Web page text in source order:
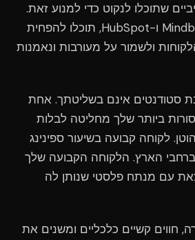
שתוכלו לנקוט כדי למנוע זאת.
על ידי שילוב של Mindbody ו-HubSpot, תוכלו להפחית
ולשמור על מעורבות ונאמנות
סטודנטים אינם בשליטתך. אחת
ביותר שלך מחליטה לבלות
לקוחה קבועה בשיעור ספינינג
ברחבי הארץ. הלקוחה הקבועה שלך
עם מנתח פלסטי שנותן לה
חווים קשיים כלכליים ומשנים את